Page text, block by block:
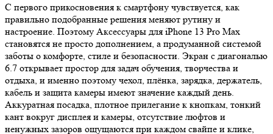
С первого прикосновения к смартфону чувствуется, как
правильно подобранные решения меняют рутину и
настроение. Поэтому Аксессуары для iPhone 13 Pro Max
становятся не просто дополнением, а продуманной системой
заботы о комфорте, стиле и безопасности. Экран с диагональю
6.7 открывает простор для задач обучения, творчества и
отдыха, и именно поэтому чехол, плёнка, зарядка, держатель,
кабель и защита камеры имеют значение каждый день.
Аккуратная посадка, плотное прилегание к кнопкам, тонкий
кант вокруг дисплея и камеры, отсутствие люфтов и
ненужных зазоров ощущаются при каждом свайпе и клике,